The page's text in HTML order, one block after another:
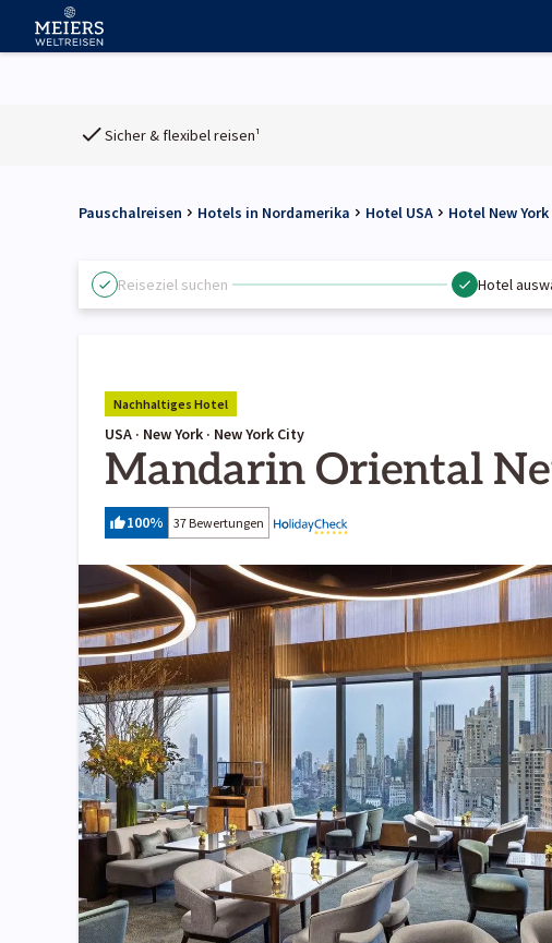
Sicher & flexibel reisen¹
Pauschalreisen Hotels in Nordamerika Hotel USA Hotel New York
Reiseziel suchen Hotel
Nachhaltiges Hotel
USA · New York · New York City
Mandarin Oriental
100% 37 Bewertungen